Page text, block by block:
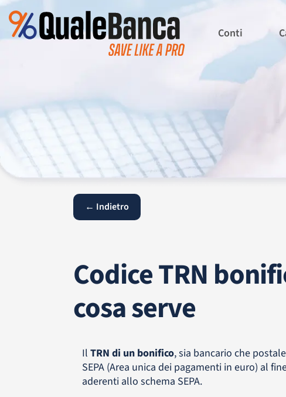
Conti
← Indietro
Codice TRN
cosa serve
Il TRN di un bonifico, sia bancario che
SEPA (Area unica dei pagamenti in euro) al
aderenti allo schema SEPA.